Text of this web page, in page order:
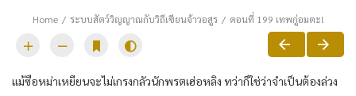
Home ระบบสัตว์วิญญาณกับวิถีเซียนจ้าวอสูร ตอนที่ 199 เทพกู่อมตะ!
แม้ซือ​หม่า​เหยียน​จะไม่เกรงกลัว​นักพรต​เฮ่อ​ห​ลิง​ ทว่า​ก็​ใช่ว่า​จำเป็นต้อง​ล่วง